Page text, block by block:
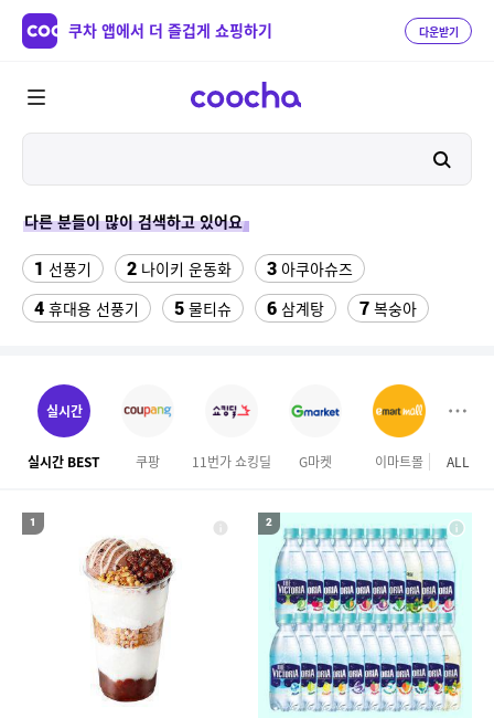
쿠차 앱에서 더 즐겁게 쇼핑하기 다운받기
다른 분들이 많이 검색하고 있어요
1 선풍기 2 나이키 운동화 3 아쿠아슈즈
4 휴대용 선풍기 5 물티슈 6 삼계탕 7 복숭아
ESSECORE KLEVV DDR4-3200 CL22 파인인포 (16GB)
10 수향미쌀10kg특등급
11 휴대용 무선 냉각선풍기 FA JE ULRA
남자 여름바지 린넨 면바지 와이드 밴딩 치노 팬츠 스판
실외기없는 에어컨 윌슨남성반팔티
성인용세발자전거중고 크로커다일레이디블라우스
컬쳐랜드 18 19 여성실내수영복
라인댄스옷
ALL
실시간
실시간 BEST 쿠팡 11번가 쇼킹딜 G마켓 이마트몰
1 2